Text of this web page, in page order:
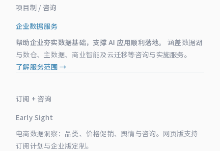
项目制 / 咨询
企业数据服务
帮助企业夯实数据基础，支撑 AI 应用顺利落地。
涵盖数据湖
与数仓、主数据、商业智能及云迁移等咨询与实施服务。
了解服务范围 →
订阅 + 咨询
Early Sight
电商数据洞察：品类、价格促销、舆情与咨询。网页版支持
订阅计划与企业版定制。